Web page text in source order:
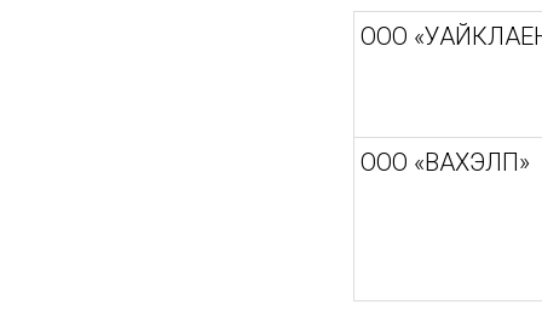
ООО
ООО «ВАХЭЛП»